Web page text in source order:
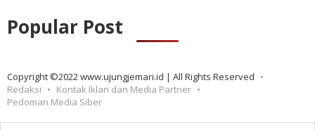
Popular Post
Copyright ©2022 www.ujungjemari.id | All Rights Reserved
Redaksi
Kontak Iklan dan Media Partner
Pedoman Media Siber